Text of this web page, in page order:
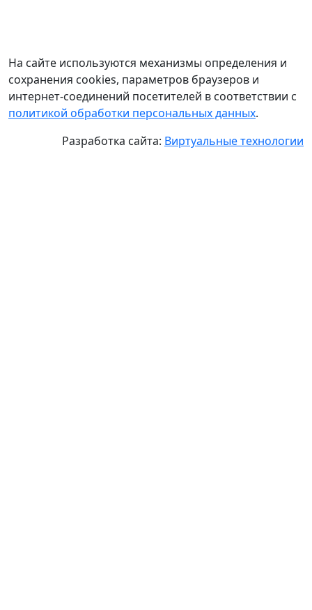
На сайте используются механизмы определения и
сохранения cookies, параметров браузеров и
интернет-соединений посетителей в соответствии с
политикой обработки персональных данных.
Разработка сайта: Виртуальные технологии